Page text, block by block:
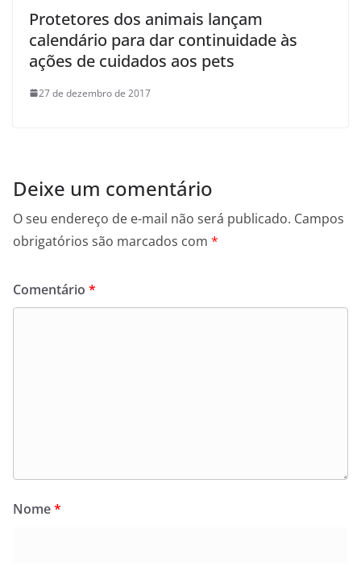
Protetores dos animais lançam
calendário para dar continuidade às
ações de cuidados aos pets
27 de dezembro de 2017
Deixe um comentário
O seu endereço de e-mail não será publicado. Campos
obrigatórios são marcados com *
Comentário *
Nome*